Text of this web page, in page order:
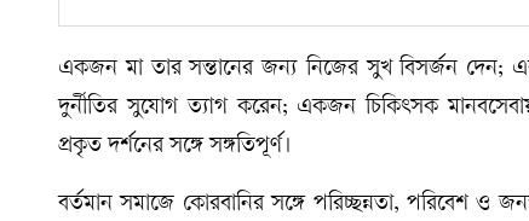
একজন মা তার সন্তানের জন্য নিজের সুখ বিসর্জন দেন;
দুর্নীতির সুযোগ ত্যাগ করেন; একজন চিকিৎসক
প্রকৃত দর্শনের সঙ্গে সঙ্গতিপূর্ণ।
বর্তমান সমাজে কোরবানির সঙ্গে পরিচ্ছন্নতা, পরিবেশ ও